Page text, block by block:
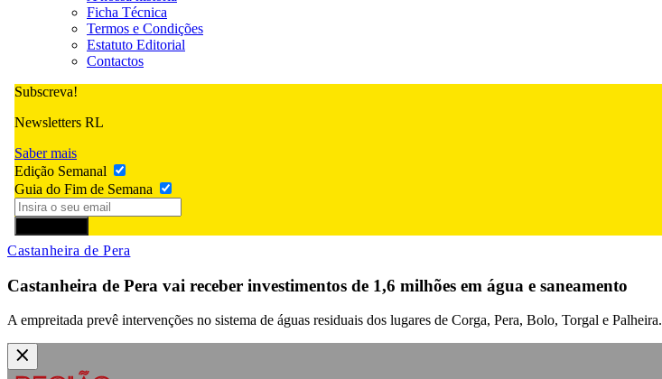
Ficha Técnica
Termos e Condições
Estatuto Editorial
Contactos
Subscreva!
Newsletters RL
Saber mais
Edição Semanal
Guia do Fim de Semana
Castanheira de Pera
Castanheira de Pera vai receber investimentos de 1,6 milhões em água e saneamento
A empreitada prevê intervenções no sistema de águas residuais dos lugares de Corga, Pera, Bolo, Torgal e Palheira.